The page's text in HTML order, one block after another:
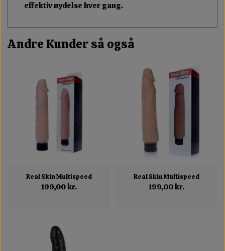
effektiv nydelse hver gang.
Andre Kunder så også
Real Skin Multispeed
199,00 kr.
Real Skin Multispeed
199,00 kr.